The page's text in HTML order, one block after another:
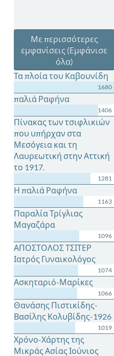
Με περισσότερες
εμφανίσεις (Εμφάνισε
όλα)
Τα πλοία του Καβουνίδη
1680
παλιά Ραφήνα
1406
Πίνακας των τσιφλικιών
που υπήρχαν στα
Μεσόγεια και τη
Λαυρεωτική στην Αττική
το 1917.
1281
Η παλιά Ραφήνα
1163
Παραλία Τρίγλιας
Μαγαζάρα
1096
ΑΠΟΣΤΟΛΟΣ ΤΣΙΤΕΡ
Ιατρός Γυναικολόγος
1074
Ασκηταριό-Μαρίκες
1066
Θανάσης Πιστικίδης-
Βασίλης Κολυβίδης-1926
1019
Χρόνο-Χάρτης της
Μικράς Ασίας Ιούνιος